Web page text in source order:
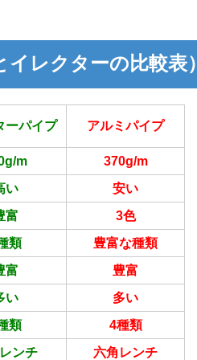
イレクターの比較表）
ーパイプ アルミパイプ
m
370g/m
い
安い
富
3色
類
豊富な種類
富
豊富
い
多い
類
4種類
ンチ 六角レンチ